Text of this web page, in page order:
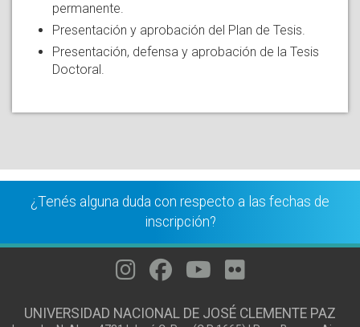
permanente.
Presentación y aprobación del Plan de Tesis.
Presentación, defensa y aprobación de la Tesis
Doctoral.
¿Tenés alguna duda con respecto a las fechas de
inscripción?
UNIVERSIDAD NACIONAL DE JOSÉ CLEMENTE PAZ